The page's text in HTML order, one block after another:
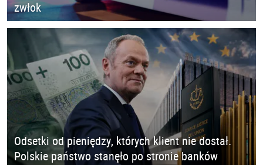
zwłok
Odsetki od pieniędzy, których klient nie dostał.
Polskie państwo stanęło po stronie banków